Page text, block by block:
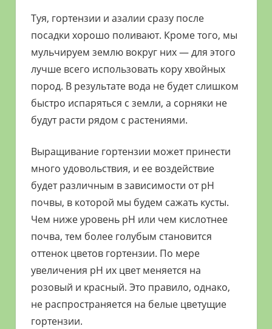
Туя, гортензии и азалии сразу после
посадки хорошо поливают. Кроме того, мы
мульчируем землю вокруг них — для этого
лучше всего использовать кору хвойных
пород. В результате вода не будет слишком
быстро испаряться с земли, а сорняки не
будут расти рядом с растениями.
Выращивание гортензии может принести
много удовольствия, и ее воздействие
будет различным в зависимости от рН
почвы, в которой мы будем сажать кусты.
Чем ниже уровень pH или чем кислотнее
почва, тем более голубым становится
оттенок цветов гортензии. По мере
увеличения рН их цвет меняется на
розовый и красный. Это правило, однако,
не распространяется на белые цветущие
гортензии.